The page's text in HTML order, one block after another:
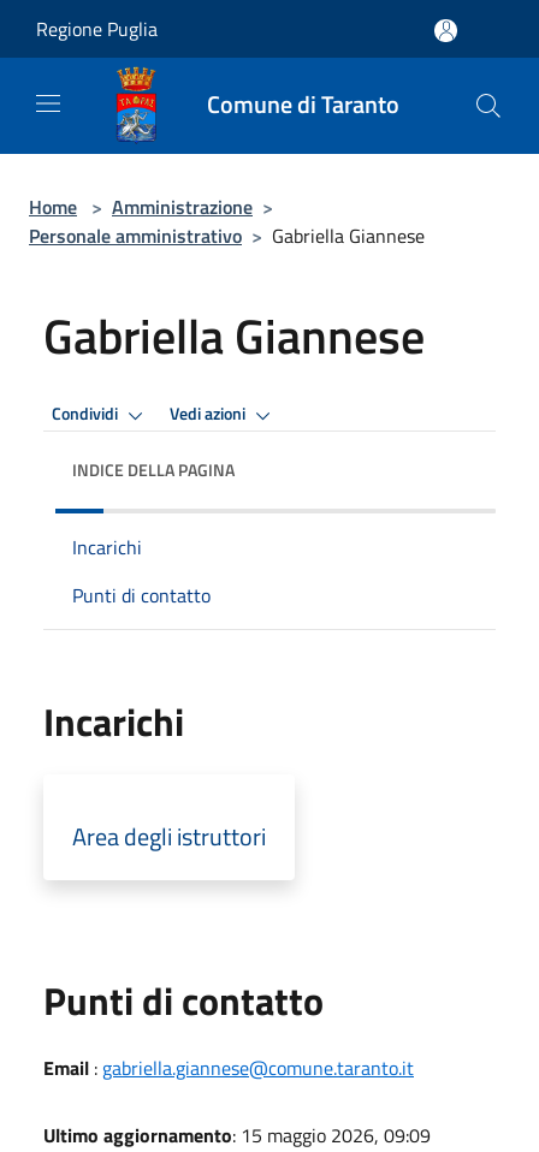
Regione Puglia
Comune di Taranto
Home > Amministrazione >
Personale amministrativo > Gabriella Giannese
Gabriella Giannese
Condividi Vedi azioni
INDICE DELLA PAGINA
Incarichi
Punti di contatto
Incarichi
Area degli istruttori
Punti di contatto
Email : gabriella.giannese@comune.taranto.it
Ultimo aggiornamento: 15 maggio 2026, 09:09